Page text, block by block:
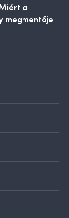
a
megmentője